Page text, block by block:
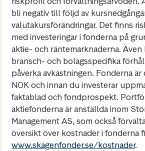
bli negativ till följd av
valutakursförändringar. Det finns
med investeringar i fonderna på
aktie- och räntemarknaderna.
bransch- och bolagsspecifika
påverka avkastningen. Fonderna
NOK och innan du investerar
faktablad och fondprospekt.
aktiefonderna är anställda inom
Management AS, som också
översikt över kostnader i fonderna
www.skagenfonder.se/kostnader.